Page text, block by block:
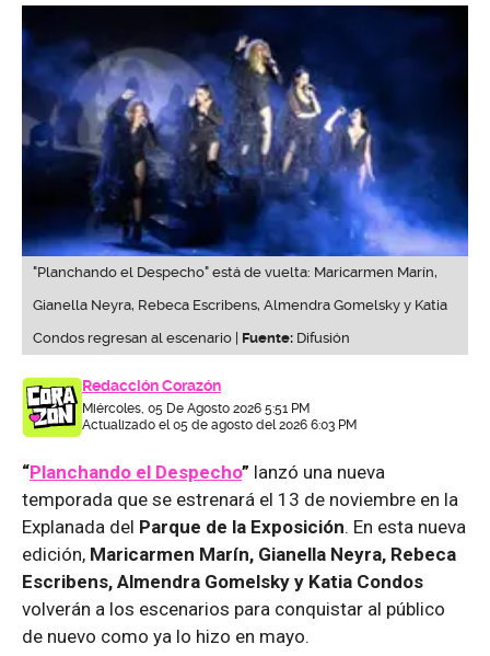
"Planchando el Despecho" está de vuelta: Maricarmen Marín,
Gianella Neyra, Rebeca Escribens, Almendra Gomelsky y Katia
Condos regresan al escenario | Fuente: Difusión
Redacción Corazón
Miércoles, 05 De Agosto 2026 5:51 PM
Actualizado el 05 de agosto del 2026 6:03 PM
“Planchando el Despecho” lanzó una nueva
temporada que se estrenará el 13 de noviembre en la
Explanada del Parque de la Exposición. En esta nueva
edición, Maricarmen Marín, Gianella Neyra, Rebeca
Escribens, Almendra Gomelsky y Katia Condos
volverán a los escenarios para conquistar al público
de nuevo como ya lo hizo en mayo.